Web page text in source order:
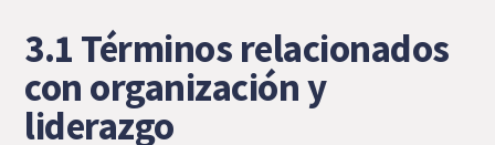
3.1 Términos relacionados
con organización y
liderazgo